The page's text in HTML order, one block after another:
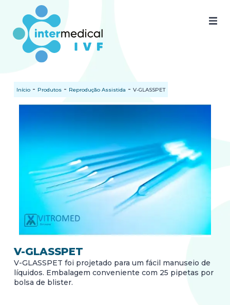
Home
Nossos produtos
Documentos
Início - Produtos - Reprodução Assistida - V-GLASSPET
V-GLASSPET
V-GLASSPET foi projetado para um fácil manuseio de
líquidos. Embalagem conveniente com 25 pipetas por
bolsa de blister.